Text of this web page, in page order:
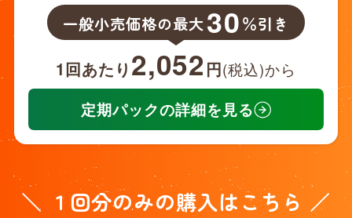
一般小売価格の最大 30％引き
1回あたり 2,052 円(税込)から
定期パックの詳細を見る
＼ １回分のみの購入はこちら ／